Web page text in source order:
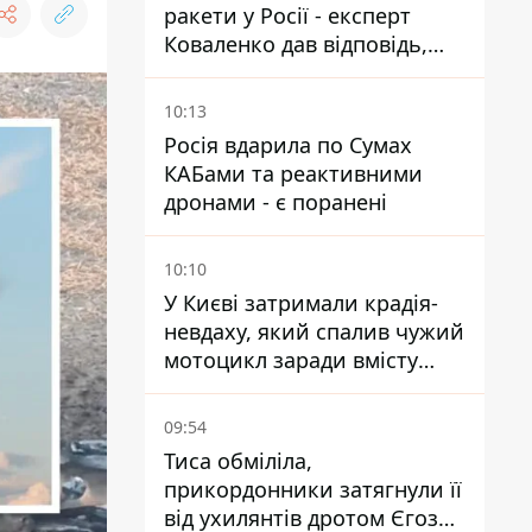
ракети у Росії - експерт
Коваленко дав відповідь,
яка навряд чи сподобається
українцям
10:13
Росія вдарила по Сумах
КАБами та реактивними
дронами - є поранені
10:10
У Києві затримали крадія-
невдаху, який спалив чужий
мотоцикл заради вмісту
багажника
09:54
Тиса обміліла,
прикордонники затягнули її
від ухилянтів дротом Єгоза,